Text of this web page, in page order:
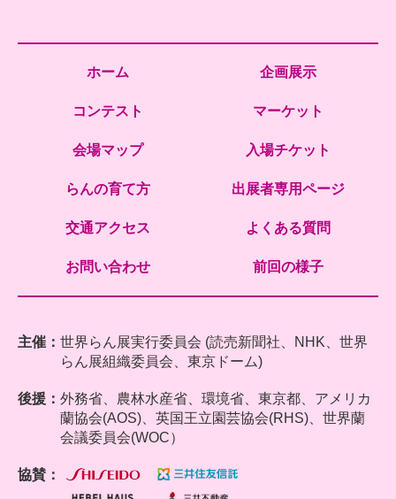
ホーム 企画展示
コンテスト マーケット
会場マップ 入場チケット
らんの育て方 出展者専用ページ
交通アクセス よくある質問
お問い合わせ 前回の様子
主催： 世界らん展実行委員会 (読売新聞社、NHK、世界
らん展組織委員会、東京ドーム)
後援： 外務省、農林水産省、環境省、東京都、アメリカ
蘭協会(AOS)、英国王立園芸協会(RHS)、世界蘭
会議委員会(WOC）
協賛：